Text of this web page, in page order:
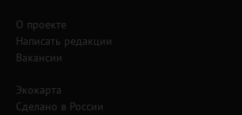
О проекте
Написать редакции
Вакансии
Экокарта
Сделано в России